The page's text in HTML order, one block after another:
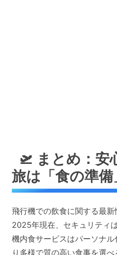
🛫 まとめ：安
旅は「食の準備
飛行機での飲食に関する最新
2025年現在、セキュリティ
機内食サービスはパーソナ
り多様で質の高い食事を選べ